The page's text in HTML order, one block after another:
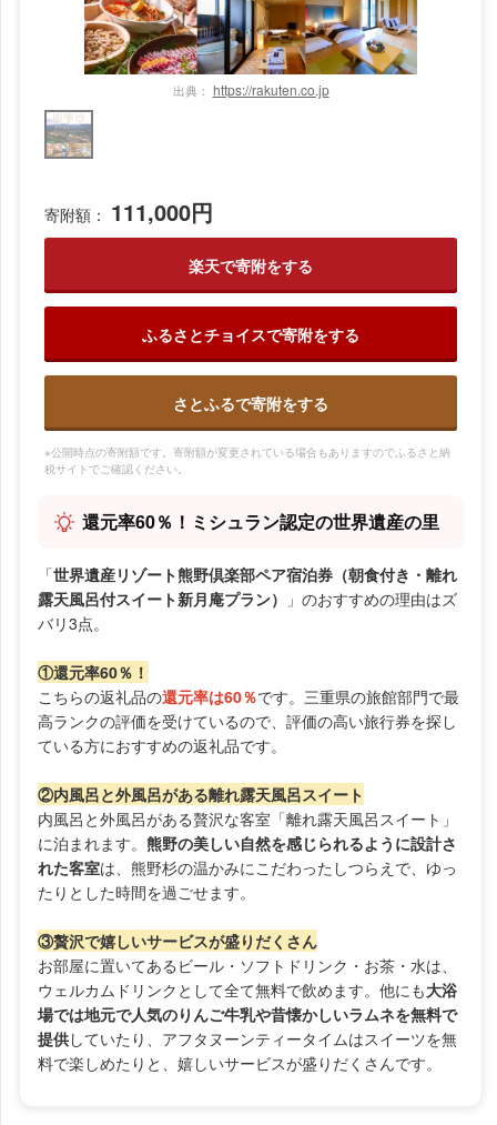
出典： https://rakuten.co.jp
寄附額： 111,000円
楽天で寄附をする
ふるさとチョイスで寄附をする
さとふるで寄附をする
※公開時点の寄附額です。寄附額が変更されている場合もありますのでふるさと納
税サイトでご確認ください。
還元率60％！ミシュラン認定の世界遺産の里
「世界遺産リゾート熊野倶楽部ペア宿泊券（朝食付き・離れ
露天風呂付スイート新月庵プラン）
」のおすすめの理由はズ
バリ3点。
①還元率60％！
こちらの返礼品の還元率は60％です。三重県の旅館部門で最
高ランクの評価を受けているので、評価の高い旅行券を探し
ている方におすすめの返礼品です。
②内風呂と外風呂がある離れ露天風呂スイート
内風呂と外風呂がある贅沢な客室「離れ露天風呂スイート」
に泊まれます。 熊野の美しい自然を感じられるように設計さ
れた客室は、熊野杉の温かみにこだわったしつらえで、ゆっ
たりとした時間を過ごせます。
③贅沢で嬉しいサービスが盛りだくさん
お部屋に置いてあるビール・ソフトドリンク・お茶・水は、
ウェルカムドリンクとして全て無料で飲めます。他にも大浴
場では地元で人気のりんご牛乳や昔懐かしいラムネを無料で
提供していたり、アフタヌーンティータイムはスイーツを無
料で楽しめたりと、嬉しいサービスが盛りだくさんです。